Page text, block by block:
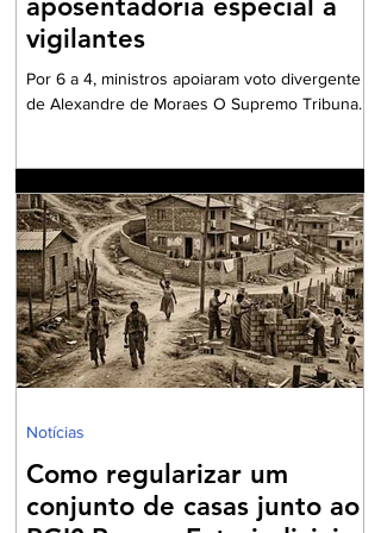
aposentadoria especial a
vigilantes
Por 6 a 4, ministros apoiaram voto divergente
de Alexandre de Moraes O Supremo Tribunal
vigilância. Por seis votos a quatro, os ministros
votaram a favor do voto divergente,
apresentado pelo ministro Alexandre de
Moraes. O relator da matéria – e voto vencido
– foi o ministro Kássio Nunes, cujo
posicionamento era favorável a conceder aos
vigilantes
Como regularizar um
conjunto de casas junto ao
Notícias